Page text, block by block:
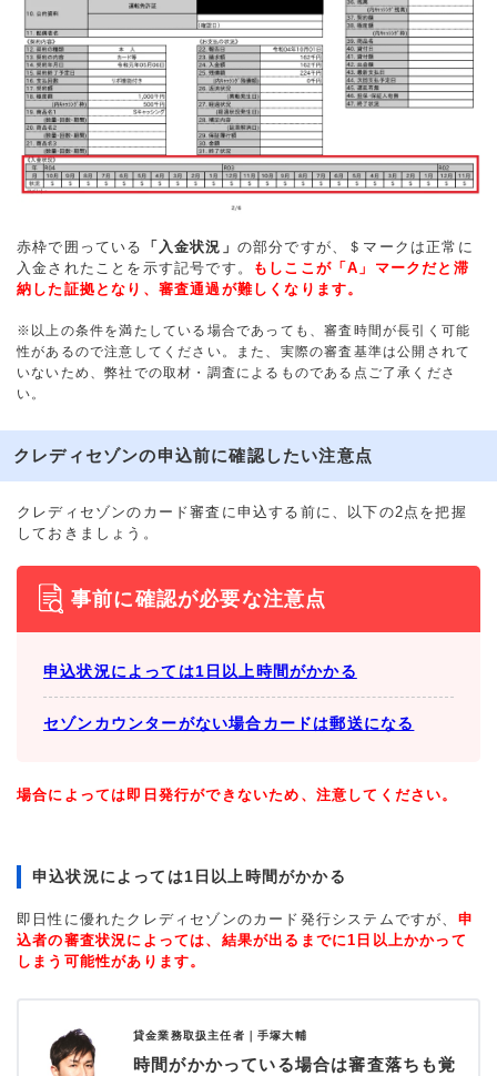
赤枠で囲っている 「入金状況」 の部分ですが、＄マークは正常に
入金されたことを示す記号です。
もしここが「A」マークだと滞
納した証拠となり、審査通過が難しくなります。
※以上の条件を満たしている場合であっても、審査時間が長引く可能
性があるので注意してください。また、実際の審査基準は公開されて
いないため、弊社での取材・調査によるものである点ご了承くださ
い。
クレディセゾンの申込前に確認したい注意点
クレディセゾンのカード審査に申込する前に、以下の2点を把握
しておきましょう。
事前に確認が必要な注意点
申込状況によっては1日以上時間がかかる
セゾンカウンターがない場合カードは郵送になる
場合によっては即日発行ができないため、注意してください。
申込状況によっては1日以上時間がかかる
即日性に優れたクレディセゾンのカード発行システムですが、 申
込者の審査状況によっては、結果が出るまでに1日以上かかって
しまう可能性があります。
貸金業務取扱主任者｜ 手塚大輔
時間がかかっている場合は審査落ちも覚